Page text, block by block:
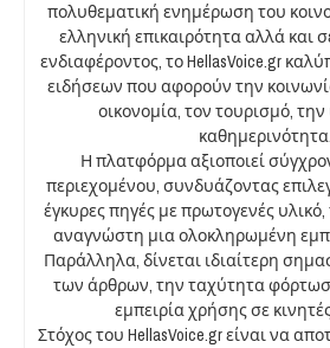
πολυθεματική ενημέρωση του
ελληνική επικαιρότητα αλλά και
ενδιαφέροντος, το HellasVoice.gr
ειδήσεων που αφορούν την
οικονομία, τον τουρισμό, την
καθημερινότητα.
Η πλατφόρμα αξιοποιεί
περιεχομένου, συνδυάζοντας
έγκυρες πηγές με πρωτογενές
αναγνώστη μια ολοκληρωμένη
Παράλληλα, δίνεται ιδιαίτερη
των άρθρων, την ταχύτητα
εμπειρία χρήσης σε
Στόχος του HellasVoice.gr είναι να